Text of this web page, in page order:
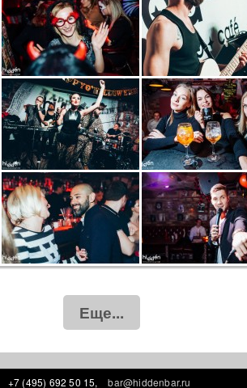
Еще...
+7 (495) 692 50 15, bar@hiddenbar.ru